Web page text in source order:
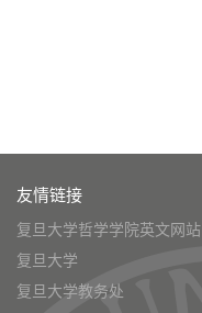
友情链接
复旦大学哲学学院英文网站
复旦大学
复旦大学教务处